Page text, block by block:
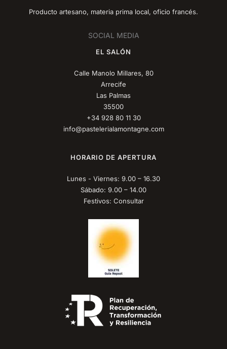
Producto artesano, materia prima local, oficio francés.
SOCIAL MEDIA
EL SALÓN
Calle Manolo Millares, 80
Arrecife
Las Palmas
35500
+34 928 80 11 30
info@pastelerialamontagne.com
HORARIO DE APERTURA
Lunes - Viernes: 9.00 – 16.30
Sábado: 9.00 – 14.00
Festivos: Consultar